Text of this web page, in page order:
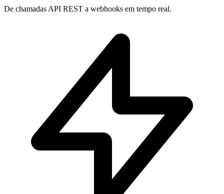
De chamadas API REST a webhooks em tempo real.